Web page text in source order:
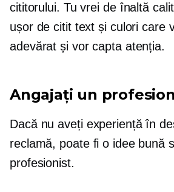
cititorului. Tu vrei de înaltă
ușor de citittext și culori care
adevărat și vor capta atenția.
Angajați un
Dacă nu aveți experiență în
reclamă, poate fi o idee bună
profesionist.